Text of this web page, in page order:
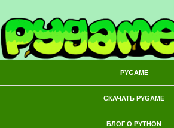
PYGAME
СКАЧАТЬ PYGAME
БЛОГ О PYTHON